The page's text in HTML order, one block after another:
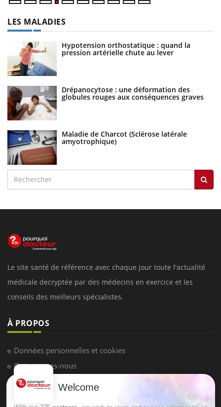
LES MALADIES
Hypotension orthostatique : quand la
pression artérielle chute au lever
Drépanocytose : une déformation des
globules rouges aux conséquences graves
Maladie de Charcot (Sclérose latérale
amyotrophique)
Le site santé de référence avec chaque jour toute l'actualité
médicale decryptée par des médecins en exercice et les
conseils des meilleurs spécialistes.
À PROPOS
Données personnelles et cookies
Qui sommes-nous
Conditions d'utilisation
Welcome